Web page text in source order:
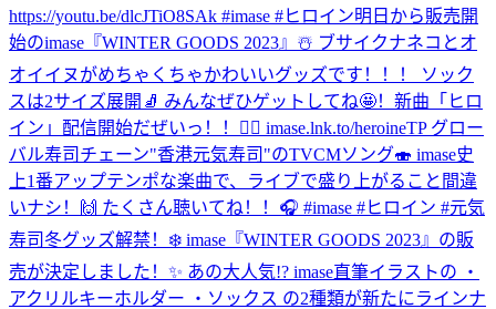
https://youtu.be/dlcJTiO8SAk #imase #ヒロイン明日から販売開
始のimase『WINTER GOODS 2023』☃️ ブサイクナネコとオ
オイイヌがめちゃくちゃかわいいグッズです！！！ ソック
スは2サイズ展開🧦 みんなぜひゲットしてね🤩！ 新曲「ヒロ
イン」配信開始だぜいっ！！🦸‍♀️ imase.lnk.to/heroineTP グロー
バル寿司チェーン"香港元気寿司"のTVCMソング🍣 imase史
上1番アップテンポな楽曲で、ライブで盛り上がること間違
いナシ！🙌 たくさん聴いてね！！🎧 #imase #ヒロイン #元気
寿司 冬グッズ解禁！❄️ imase『WINTER GOODS 2023』の販
売が決定しました！✨ あの大人気!? imase直筆イラストの ・
アクリルキーホルダー ・ソックス の2種類が新たにラインナ